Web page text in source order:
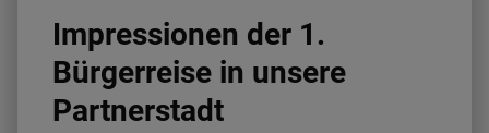
Impressionen der 1.
Bürgerreise in unsere
Partnerstadt